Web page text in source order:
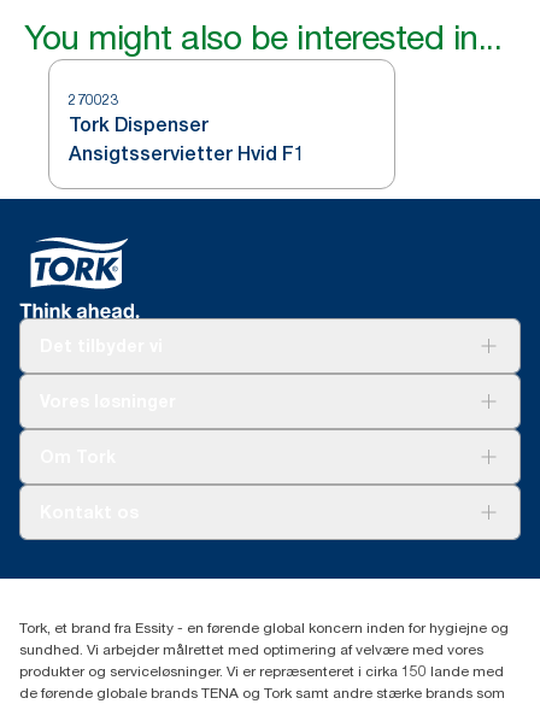
You might also be interested in...
270023
Tork Dispenser
Ansigtsservietter Hvid F1
Smiley-rapport
(+45) 48 16 82 44
Professional Hygiene
Gydevang 33
DK-3450 Allerød
Tork, et brand fra Essity - en førende global koncern inden for hygiejne og
sundhed. Vi arbejder målrettet med optimering af velvære med vores
produkter og serviceløsninger. Vi er repræsenteret i cirka 150 lande med
de førende globale brands TENA og Tork samt andre stærke brands som